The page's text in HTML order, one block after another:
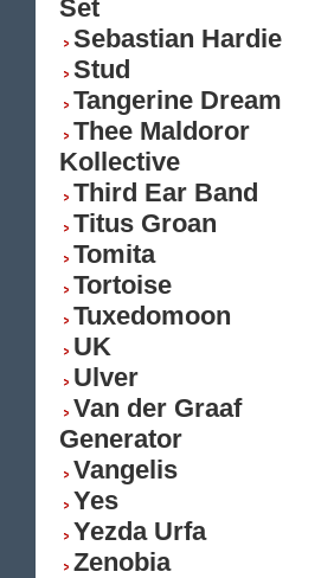
Set
Sebastian Hardie
Stud
Tangerine Dream
Thee Maldoror
Kollective
Third Ear Band
Titus Groan
Tomita
Tortoise
Tuxedomoon
UK
Ulver
Van der Graaf
Generator
Vangelis
Yes
Yezda Urfa
Zenobia